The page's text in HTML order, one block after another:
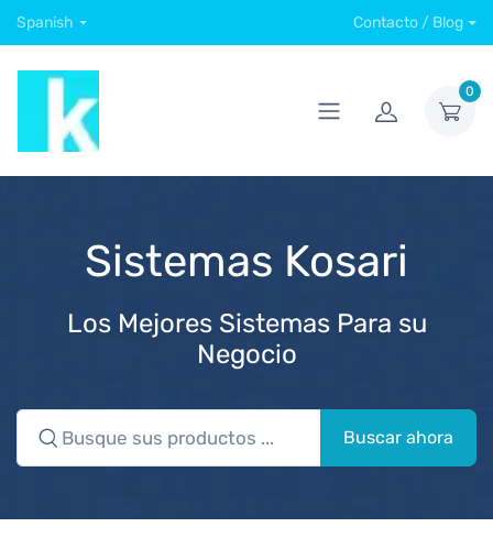
Spanish Contacto / Blog
0
Sistemas Kosari
Los Mejores Sistemas Para su
Negocio
Buscar ahora